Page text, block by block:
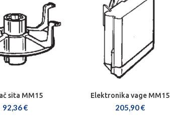
U KOŠARICU
sita MM15
92,36€
DODAJ U KOŠARICU
Elektronika vage MM15
205,90€